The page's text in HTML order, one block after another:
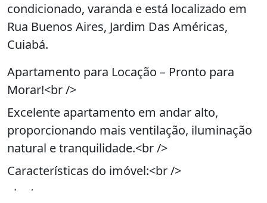
condicionado, varanda e está localizado em
Rua Buenos Aires, Jardim Das Américas,
Cuiabá.
Apartamento para Locação – Pronto para
Morar!<br />
Excelente apartamento em andar alto,
proporcionando mais ventilação, iluminação
natural e tranquilidade.<br />
Características do imóvel:<br />
<br />